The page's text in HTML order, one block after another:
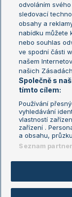
Aktualní trendy
Fotbalové přestupy
Livesport Daily
LS Prague Open
Podmínky užití
GDPR a žurnalistika
Kontakt
Copyright © 2008-
odvoláním
sledovací
obsahy a
nabídku můžete
nebo souhlas
ve spodní části
našem
našich
Společně s
tímto cílem:
Používání
vyhledávání
vlastností
zařízení .
a obsahu,
Seznam